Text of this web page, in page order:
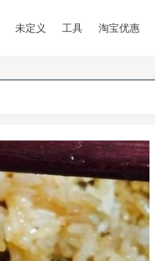
未定义 工具 淘宝优惠